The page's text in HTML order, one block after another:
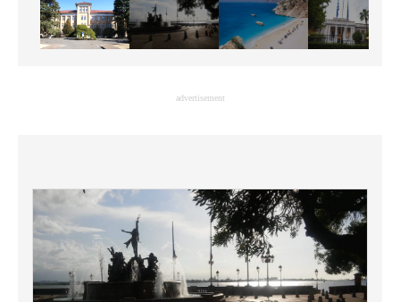
マーケ×ITの今がよく分かる
ITエンジニア向け専門サイト
モノづくり技術者専門サイト
エレクトロニクス専門サイト
電子設計の基本と応用
advertisement